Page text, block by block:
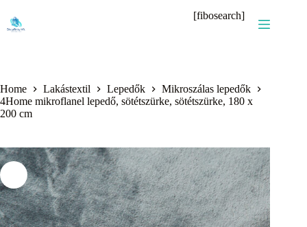
content
[fibosearch]
Home Lakástextil Lepedők
Mikroszálas lepedők
4Home mikroflanel lepedő, sötétszürke, sötétszürke, 180 x
200 cm